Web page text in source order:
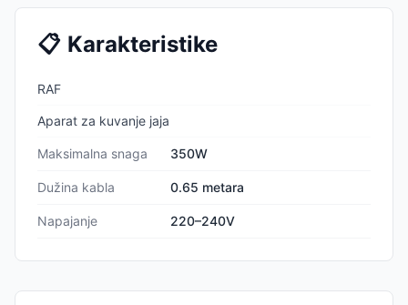
📋 Karakteristike
RAF
Aparat za kuvanje jaja
Maksimalna snaga 350W
Dužina kabla 0.65 metara
Napajanje 220–240V